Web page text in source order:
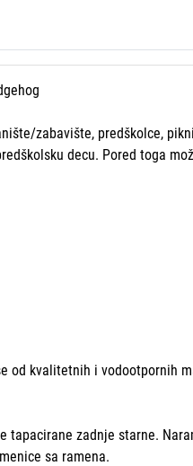
zabavište, predškolce,
decu. Pored toga
od kvalitetnih i vodootpornih
tapacirane zadnje starne.
sa ramena.